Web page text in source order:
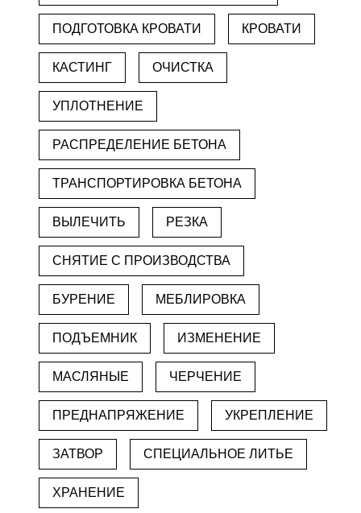
ПОДГОТОВКА КРОВАТИ КРОВАТИ
КАСТИНГ ОЧИСТКА
УПЛОТНЕНИЕ
РАСПРЕДЕЛЕНИЕ БЕТОНА
ТРАНСПОРТИРОВКА БЕТОНА
ВЫЛЕЧИТЬ РЕЗКА
СНЯТИЕ С ПРОИЗВОДСТВА
БУРЕНИЕ МЕБЛИРОВКА
ПОДЪЕМНИК ИЗМЕНЕНИЕ
МАСЛЯНЫЕ ЧЕРЧЕНИЕ
ПРЕДНАПРЯЖЕНИЕ УКРЕПЛЕНИЕ
ЗАТВОР СПЕЦИАЛЬНОЕ ЛИТЬЕ
ХРАНЕНИЕ